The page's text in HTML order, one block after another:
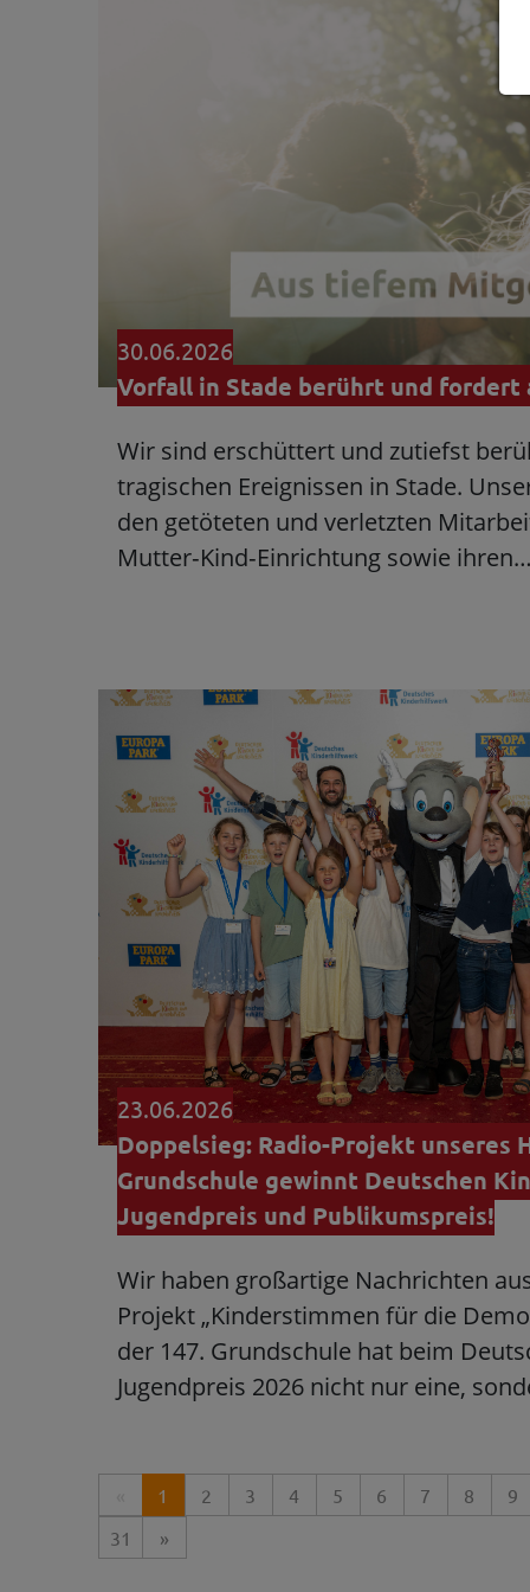
30.06.2026
Vorfall in Stade berührt und fordert
Wir sind erschüttert und zutiefst
tragischen Ereignissen in Stade.
den getöteten und verletzten
Mutter‑Kind‑Einrichtung sowie ihren…
23.06.2026
Doppelsieg: Radio-Projekt unseres
Grundschule gewinnt Deutschen
Jugendpreis und Publikumspreis!
Wir haben großartige Nachrichten
Projekt „Kinderstimmen für die
der 147. Grundschule hat beim
Jugendpreis 2026 nicht nur eine,
1 2 3 4 5 6 7 8 9
31
»